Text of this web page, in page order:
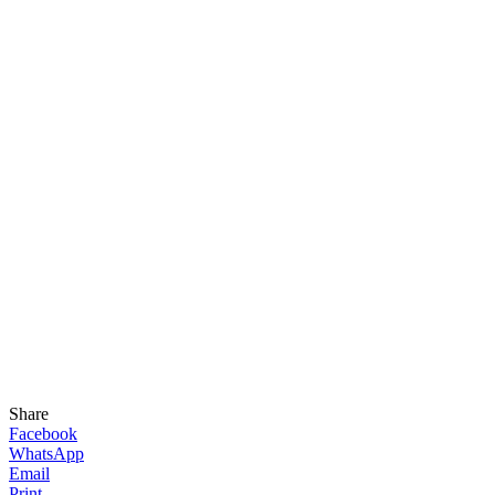
Share
Facebook
WhatsApp
Email